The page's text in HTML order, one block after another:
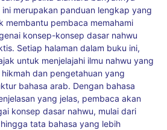
merupakan panduan lengkap yang
membantu pembaca memahami
konsep-konsep dasar nahwu
Setiap halaman dalam buku ini,
untuk menjelajahi ilmu nahwu yang
dan pengetahuan yang
bahasa arab. Dengan bahasa
yang jelas, pembaca akan
konsep dasar nahwu, mulai dari
tata bahasa yang lebih